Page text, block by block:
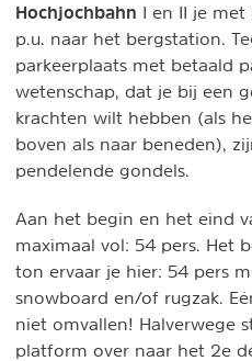
Hochjochbahn I en II je met
p.u. naar het bergstation.
parkeerplaats met betaald
wetenschap, dat je bij een
krachten wilt hebben (als
boven als naar beneden),
pendelende gondels.
Aan het begin en het eind
maximaal vol: 54 pers. Het
ton ervaar je hier: 54 pers
snowboard en/of rugzak.
niet omvallen! Halverwege
platform over naar het 2e